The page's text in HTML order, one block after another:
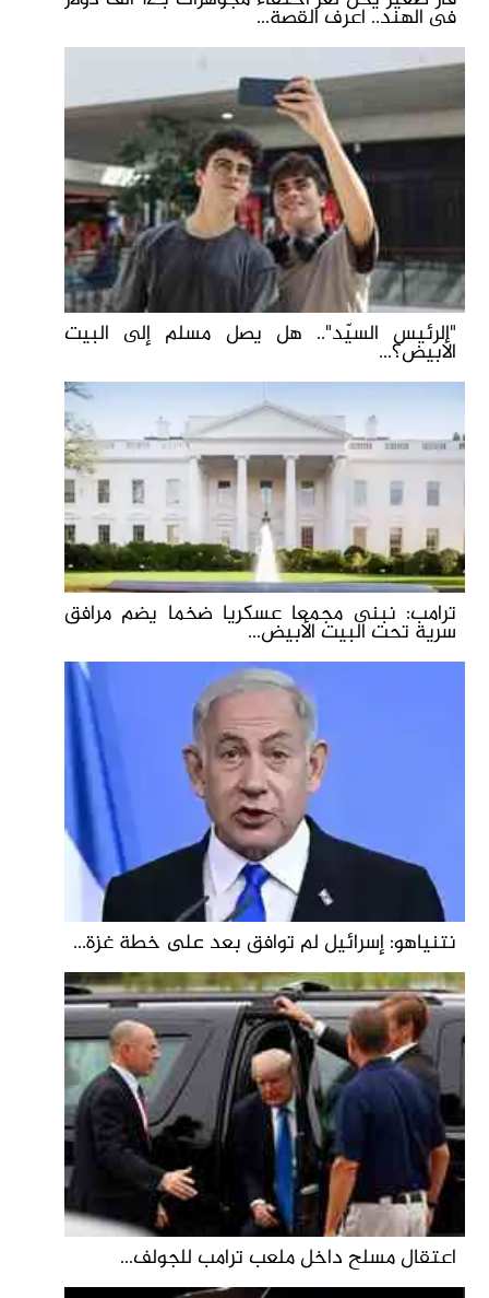
فى الهند.. اعرف القصة...
"الرئيس السيّد".. هل يصل مسلم إلى البيت
الأبيض؟...
ترامب: نبنى مجمعا عسكريا ضخما يضم مرافق
سرية تحت البيت الأبيض...
نتنياهو: إسرائيل لم توافق بعد على خطة غزة...
اعتقال مسلح داخل ملعب ترامب للجولف...